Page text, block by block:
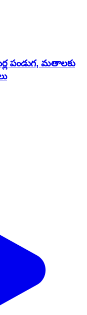
పండుగ, మతాలకు